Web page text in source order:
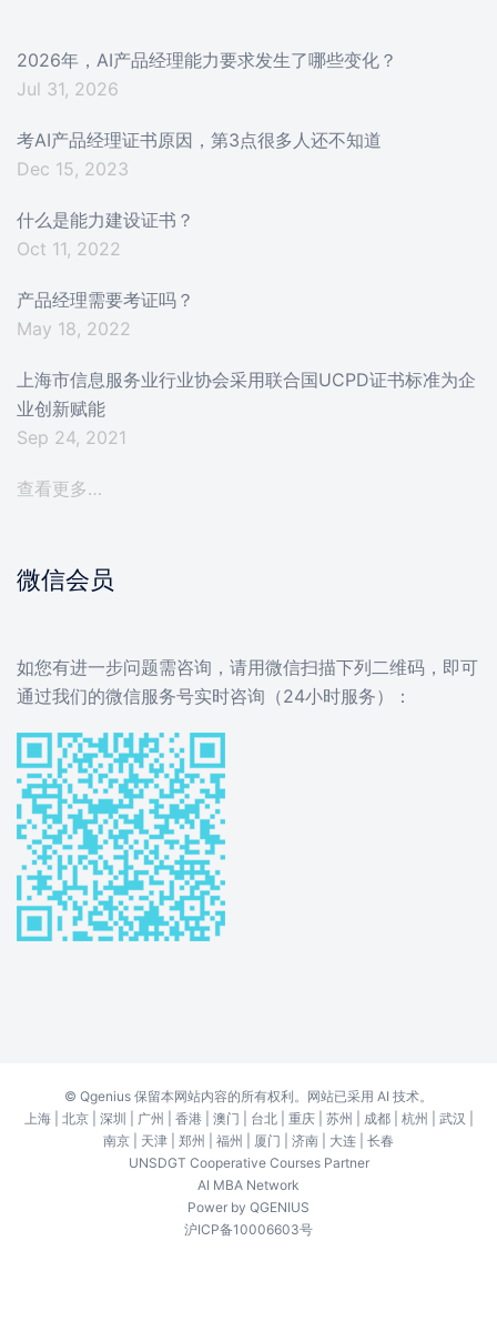
2026年，AI产品经理能力要求发生了哪些变化？
Jul 31, 2026
考AI产品经理证书原因，第3点很多人还不知道
Dec 15, 2023
什么是能力建设证书？
Oct 11, 2022
产品经理需要考证吗？
May 18, 2022
上海市信息服务业行业协会采用联合国UCPD证书标准为企
业创新赋能
Sep 24, 2021
查看更多…
微信会员
如您有进一步问题需咨询，请用微信扫描下列二维码，即可
通过我们的微信服务号实时咨询（24小时服务）：
© Qgenius 保留本网站内容的所有权利。网站已采用 AI 技术。
上海| 北京| 深圳 广州 香港| 澳门 台北| 重庆| 苏州 成都| 杭州 武汉
南京
天津 郑州 福州 厦门 济南 大连
长春
UNSDGT Cooperative Courses Partner
AI MBA Network
Power by QGENIUS
沪ICP备10006603号